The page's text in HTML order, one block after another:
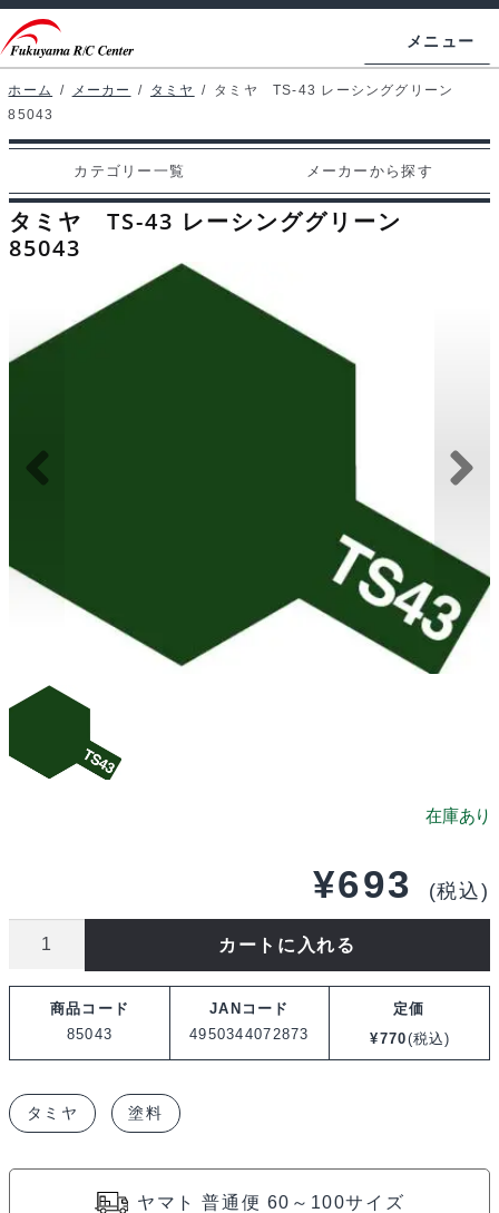
ビ
ゲ
ー
シ
ン
へ
プ
ン
テ
ン
ツ
ス
キ
メニュー
ホームページ
マイアカウント
カート
支払い
カテゴリー一覧
ブログ
ホーム / メーカー / タミヤ / タミヤ TS-43 レーシンググリーン
85043
カテゴリー一覧 メーカーから探す
タミヤ TS-43 レーシンググリーン
85043
¥693 (税込)
43
レ
ー
カートに入れる
商品コード
85043
JANコード
4950344072873
定価
¥770(税込)
タミヤ 塗料
ヤマト 普通便 60～100サイズ